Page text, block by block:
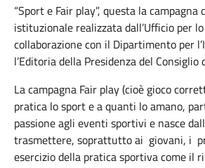
“Sport e Fair play”, questa la
istituzionale realizzata dall’Ufficio per
collaborazione con il Dipartimento per
l’Editoria della Presidenza del
La campagna Fair play (cioè gioco
pratica lo sport e a quanti lo amano,
passione agli eventi sportivi e nasce
trasmettere, soprattutto ai giovani, i
esercizio della pratica sportiva come il